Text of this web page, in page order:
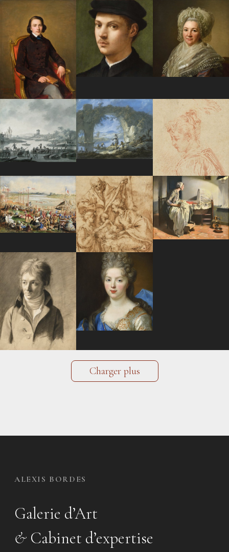
Charger plus
ALEXIS BORDES
Galerie d’Art
& Cabinet d’expertise